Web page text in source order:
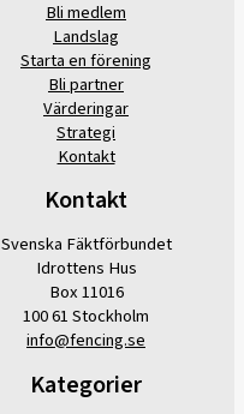
Bli medlem
Landslag
Starta en förening
Bli partner
Värderingar
Strategi
Kontakt
Kontakt
Svenska Fäktförbundet
Idrottens Hus
Box 11016
100 61 Stockholm
info@fencing.se
Kategorier